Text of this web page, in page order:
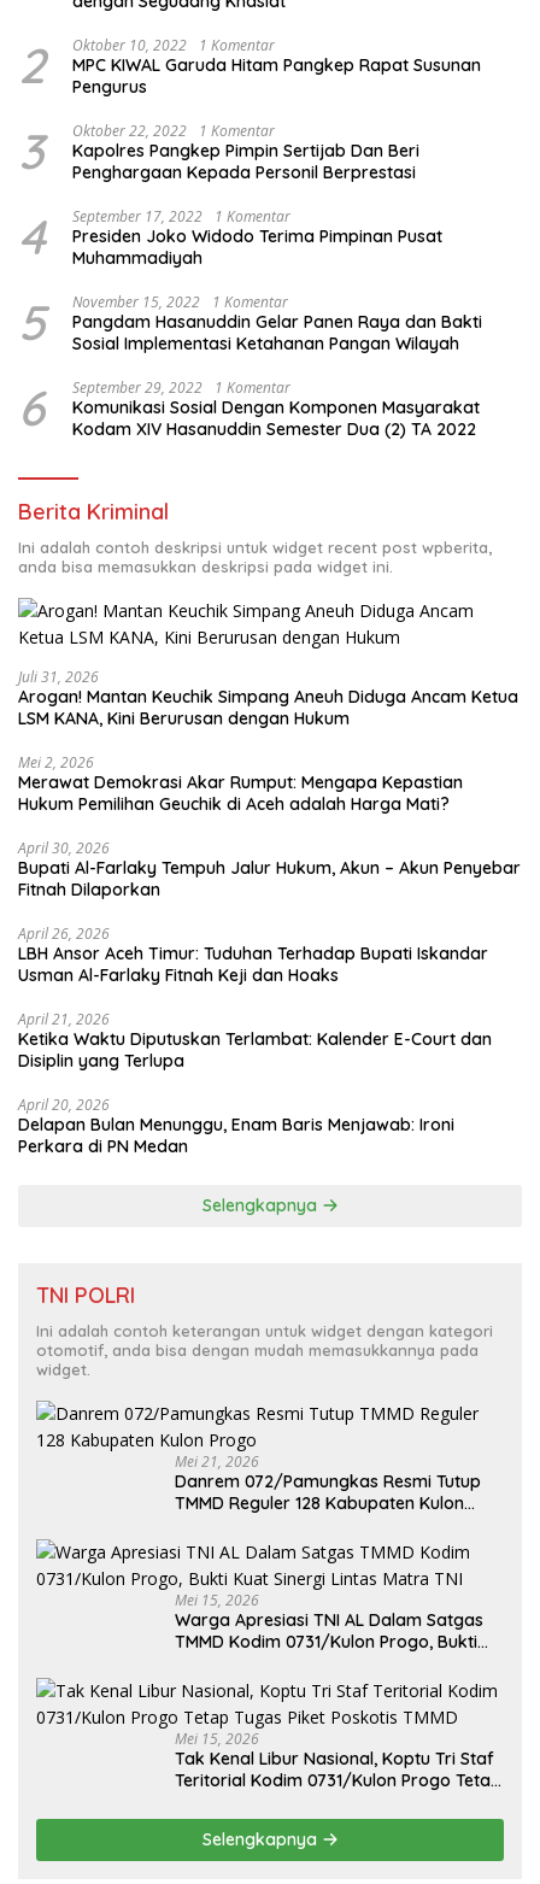
2 Oktober 10, 2022 1 Komentar
MPC KIWAL Garuda Hitam Pangkep Rapat Susunan
Pengurus
3 Oktober 22, 2022 1 Komentar
Kapolres Pangkep Pimpin Sertijab Dan Beri
Penghargaan Kepada Personil Berprestasi
4 September 17, 2022 1 Komentar
Presiden Joko Widodo Terima Pimpinan Pusat
Muhammadiyah
5 November 15, 2022 1 Komentar
Pangdam Hasanuddin Gelar Panen Raya dan Bakti
Sosial Implementasi Ketahanan Pangan Wilayah
6 September 29, 2022 1 Komentar
Komunikasi Sosial Dengan Komponen Masyarakat
Kodam XIV Hasanuddin Semester Dua (2) TA 2022
Berita Kriminal
Ini adalah contoh deskripsi untuk widget recent post wpberita,
anda bisa memasukkan deskripsi pada widget ini.
Juli 31, 2026
Arogan! Mantan Keuchik Simpang Aneuh Diduga Ancam Ketua
LSM KANA, Kini Berurusan dengan Hukum
Mei 2, 2026
Merawat Demokrasi Akar Rumput: Mengapa Kepastian
April 30, 2026
Bupati Al-Farlaky Tempuh Jalur Hukum, Akun – Akun Penyebar
Fitnah Dilaporkan
April 26, 2026
LBH Ansor Aceh Timur: Tuduhan Terhadap Bupati Iskandar
Usman Al-Farlaky Fitnah Keji dan Hoaks
April 21, 2026
Ketika Waktu Diputuskan Terlambat: Kalender E-Court dan
Disiplin yang Terlupa
April 20, 2026
Delapan Bulan Menunggu, Enam Baris Menjawab: Ironi
Perkara di PN Medan
Selengkapnya
TNI POLRI
Ini adalah contoh keterangan untuk widget dengan kategori
otomotif, anda bisa dengan mudah memasukkannya pada
widget.
Mei 21, 2026
Danrem 072/Pamungkas Resmi Tutup
TMMD Reguler 128 Kabupaten Kulon
Mei 15, 2026
Warga Apresiasi TNI AL Dalam Satgas
TMMD Kodim 0731/Kulon Progo, Bukti
Mei 15, 2026
Tak Kenal Libur Nasional, Koptu Tri Staf
Teritorial Kodim 0731/Kulon Progo Tetap
Selengkapnya